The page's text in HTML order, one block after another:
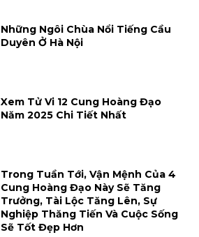
Những Ngôi Chùa Nổi Tiếng Cầu
Duyên Ở Hà Nội
Xem Tử Vi 12 Cung Hoàng Đạo
Năm 2025 Chi Tiết Nhất
Trong Tuần Tới, Vận Mệnh Của 4
Cung Hoàng Đạo Này Sẽ Tăng
Trưởng, Tài Lộc Tăng Lên, Sự
Nghiệp Thăng Tiến Và Cuộc Sống
Sẽ Tốt Đẹp Hơn